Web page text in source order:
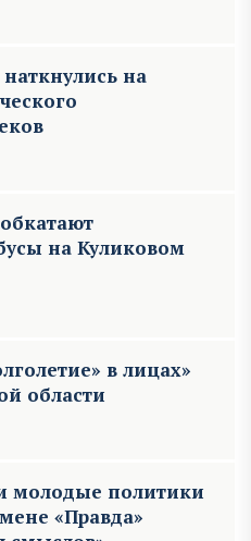
на
на Куликовом
в лицах»
области
молодые политики
«Правда»